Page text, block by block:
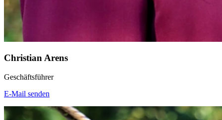
Christian Arens
Geschäftsführer
E-Mail senden